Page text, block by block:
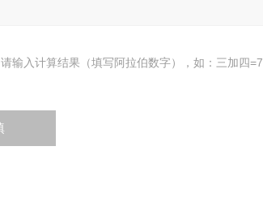
请输入计算结果（填写阿拉伯数字），如：三加四=7